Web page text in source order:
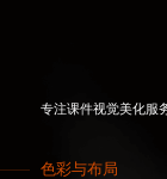
专注课件视觉美化服
色彩与布局